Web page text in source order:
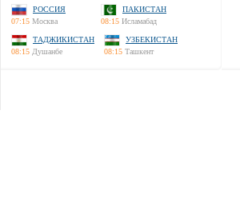
РОССИЯ
07:15 Москва
ПАКИСТАН
08:15 Исламабад
ТАДЖИКИСТАН
08:15 Душанбе
УЗБЕКИСТАН
08:15 Ташкент